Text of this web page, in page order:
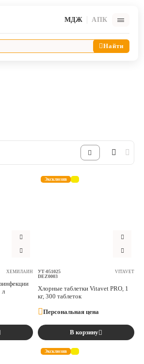
МДЖ АПК
Найти
дезинсекция
ХЕМИЛАЙН
л
Эксклюзив
УТ-051025
DEZ0003
VITAVET
Хлорные таблетки Vitavet PRO, 1
кг, 300 таблеток
Персональная цена
В корзину
Эксклюзив